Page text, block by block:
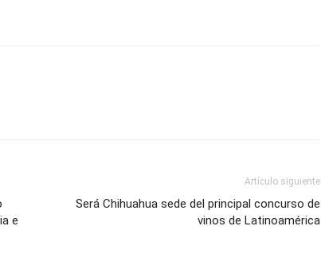
e
Artículo siguiente
Será Chihuahua sede del principal concurso de
vinos de Latinoamérica